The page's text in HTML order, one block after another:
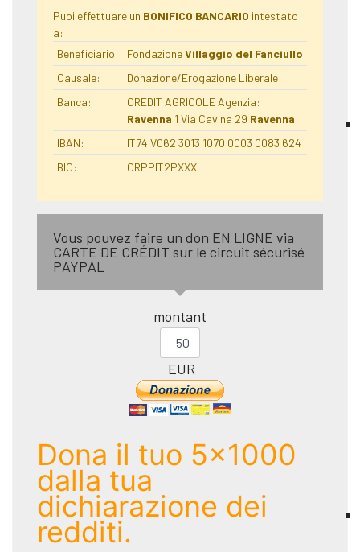
Puoi effettuare un BONIFICO BANCARIO intestato
a:
Beneficiario:
FondazioneVillaggio del Fanciullo
Causale:
Donazione/Erogazione Liberale
Banca:
CREDIT AGRICOLE Agenzia:
Ravenna 1 Via Cavina 29 Ravenna
IBAN:
IT74 V062 3013 1070 0003 0083 624
BIC:
CRPPIT2PXXX
Vous pouvez faire un don EN LIGNE via
CARTE DE CRÉDIT sur le circuit sécurisé
PAYPAL
montant
EUR
Dona il tuo 5x1000
dalla tua
dichiarazione dei
redditi.